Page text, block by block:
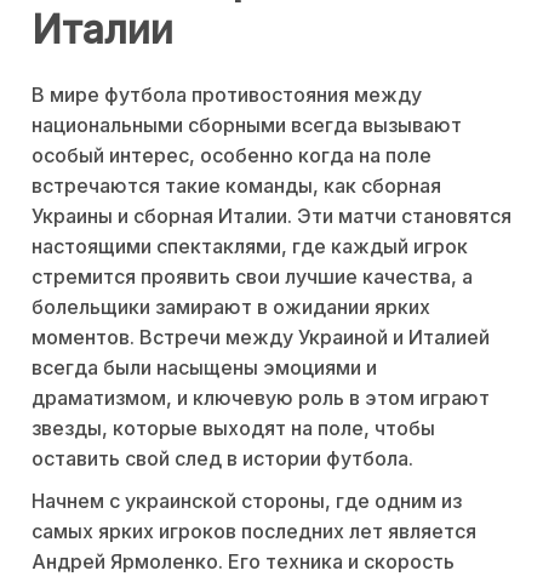
Италии
В мире футбола противостояния между
национальными сборными всегда вызывают
особый интерес, особенно когда на поле
встречаются такие команды, как сборная
Украины и сборная Италии. Эти матчи становятся
настоящими спектаклями, где каждый игрок
стремится проявить свои лучшие качества, а
болельщики замирают в ожидании ярких
моментов. Встречи между Украиной и Италией
всегда были насыщены эмоциями и
драматизмом, и ключевую роль в этом играют
звезды, которые выходят на поле, чтобы
оставить свой след в истории футбола.
Начнем с украинской стороны, где одним из
самых ярких игроков последних лет является
Андрей Ярмоленко. Его техника и скорость